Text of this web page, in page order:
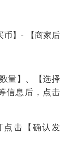
币】- 【商家后
量】、【选择
信息后，点击
点击【确认发